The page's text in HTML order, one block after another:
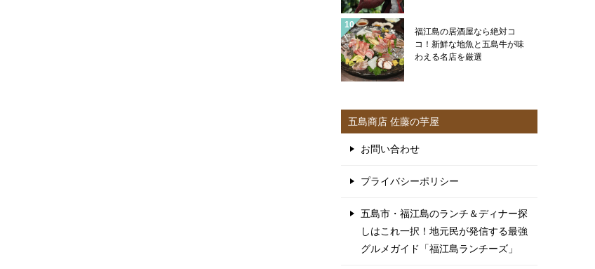
福江島の居酒屋なら絶対コ
コ！新鮮な地魚と五島牛が味
わえる名店を厳選
五島商店 佐藤の芋屋
お問い合わせ
プライバシーポリシー
五島市・福江島のランチ＆ディナー探
しはこれ一択！地元民が発信する最強
グルメガイド「福江島ランチーズ」